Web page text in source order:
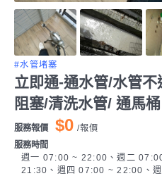
#水管堵塞
立即通-通水管/水管
阻塞/清洗水管/ 通馬
服務報價 $0 /報價
服務時間
週一 07:00 ~ 22:00、週二
21:30、週四 07:00 ~ 22:00、